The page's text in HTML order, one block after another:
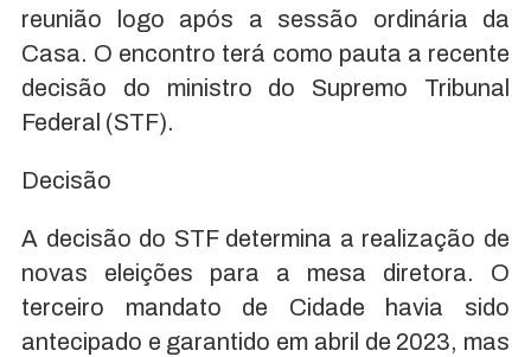
reunião logo após a sessão ordinária da
Casa. O encontro terá como pauta a recente
decisão do ministro do Supremo Tribunal
Federal (STF).
Decisão
A decisão do STF determina a realização de
novas eleições para a mesa diretora. O
terceiro mandato de Cidade havia sido
antecipado e garantido em abril de 2023, mas